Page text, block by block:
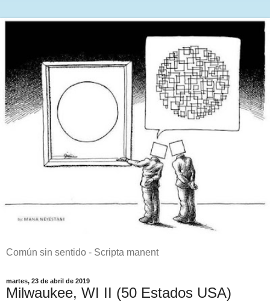
Común sin sentido - Scripta manent
martes, 23 de abril de 2019
Milwaukee, WI II (50 Estados USA)